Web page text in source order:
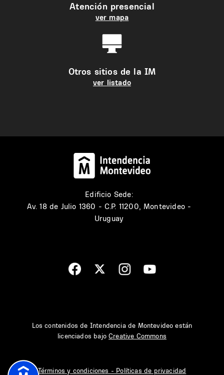
Atención presencial
ver mapa
Otros sitios de la IM
ver listado
Edificio Sede:
Av. 18 de Julio 1360 - C.P. 11200, Montevideo -
Uruguay
Los contenidos de Intendencia de Montevideo están
licenciados bajoCreative Commons
Términos y condiciones - Políticas de privacidad